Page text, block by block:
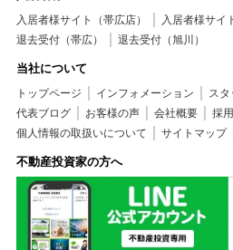
入居者様サイト（帯広店）
入居者様サイ
退去受付（帯広）
退去受付（旭川）
当社について
トップページ インフォメーション ス
代表ブログ
お客様の声 会社概要 採
個人情報の取扱いについて
サイトマップ
不動産投資家の方へ